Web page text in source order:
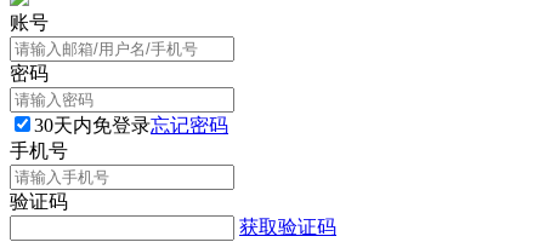
账号
密码
30天内免登录忘记密码
手机号
验证码
获取验证码